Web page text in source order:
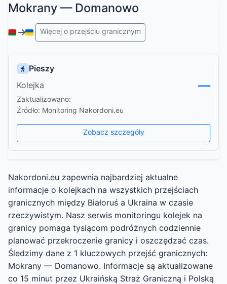
Mokrany — Domanowo
Więcej o przejściu granicznym
Pieszy
Kolejka
—
Zaktualizowano:
Źródło: Monitoring Nakordoni.eu
Zobacz szczegóły
Nakordoni.eu zapewnia najbardziej aktualne
informacje o kolejkach na wszystkich przejściach
granicznych między Białoruś a Ukraina w czasie
rzeczywistym. Nasz serwis monitoringu kolejek na
granicy pomaga tysiącom podróżnych codziennie
planować przekroczenie granicy i oszczędzać czas.
Śledzimy dane z 1 kluczowych przejść granicznych:
Mokrany — Domanowo. Informacje są aktualizowane
co 15 minut przez Ukraińską Straż Graniczną i Polską